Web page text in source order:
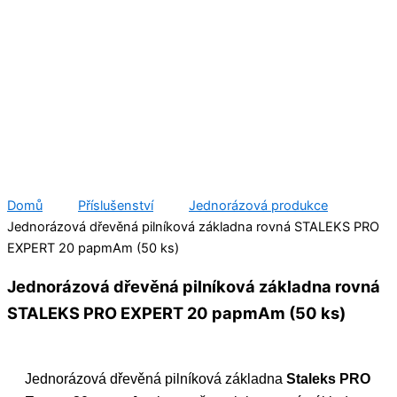
Domů Příslušenství
Jednorázová produkce
Jednorázová dřevěná pilníková základna rovná STALEKS PRO
EXPERT 20 papmAm (50 ks)
Jednorázová dřevěná pilníková základna rovná
STALEKS PRO EXPERT 20 papmAm (50 ks)
Jednorázová dřevěná pilníková základna Staleks PRO